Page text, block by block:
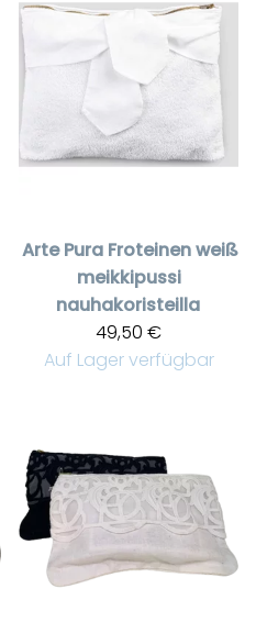
Arte Pura Froteinen weiß
meikkipussi
nauhakoristeilla
49,50 €
Auf Lager verfügbar